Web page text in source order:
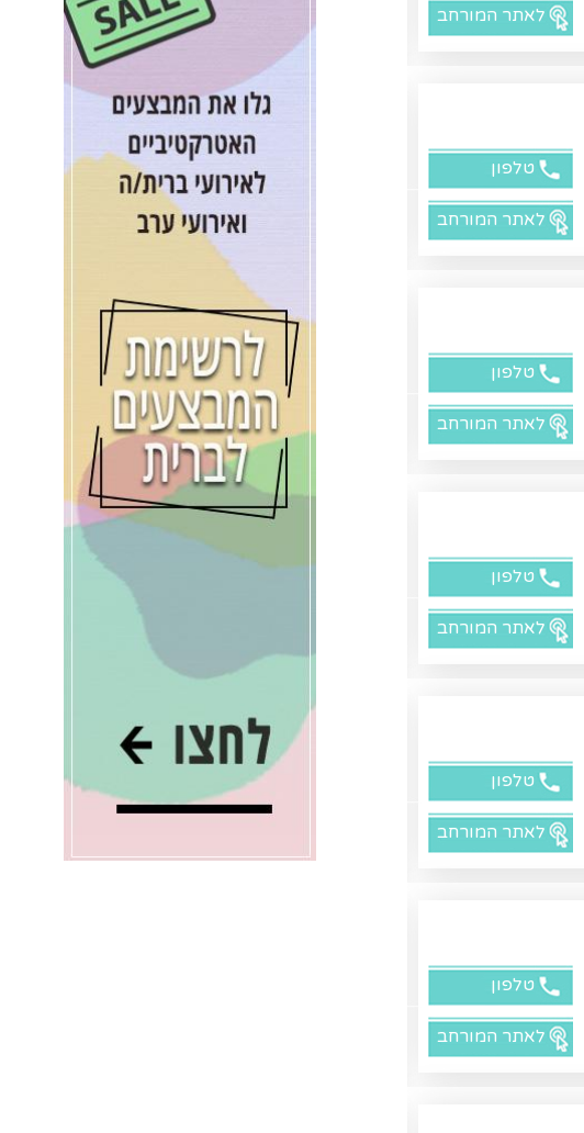
לאתר המורחב
טלפון
לאתר המורחב
טלפון
לאתר המורחב
טלפון
לאתר המורחב
טלפון
לאתר המורחב
טלפון
לאתר המורחב